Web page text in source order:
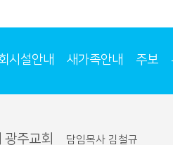
시설안내 새가족안내 주보
광주교회 담임목사 김철규